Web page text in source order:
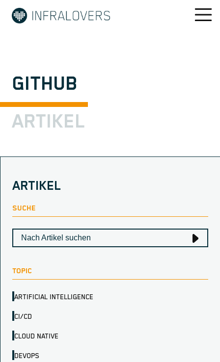
GITHUB
ARTIKEL
ARTIKEL
SUCHE
TOPIC
ARTIFICIAL INTELLIGENCE
CI/CD
CLOUD NATIVE
DEVOPS